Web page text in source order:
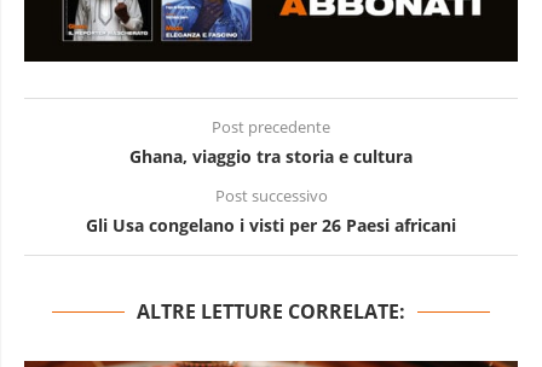
Post precedente
Ghana, viaggio tra storia e cultura
Post successivo
Gli Usa congelano i visti per 26 Paesi africani
ALTRE LETTURE CORRELATE: